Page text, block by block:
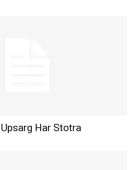
Upsarg Har Stotra